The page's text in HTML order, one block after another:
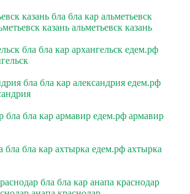
казань бла бла кар альметьевск
казань альметьевск казань
бла бла кар архангельск едем.рф
бла бла кар александрия едем.рф
бла бла кар армавир едем.рф армавир
бла бла кар ахтырка едем.рф ахтырка
бла бла кар анапа краснодар